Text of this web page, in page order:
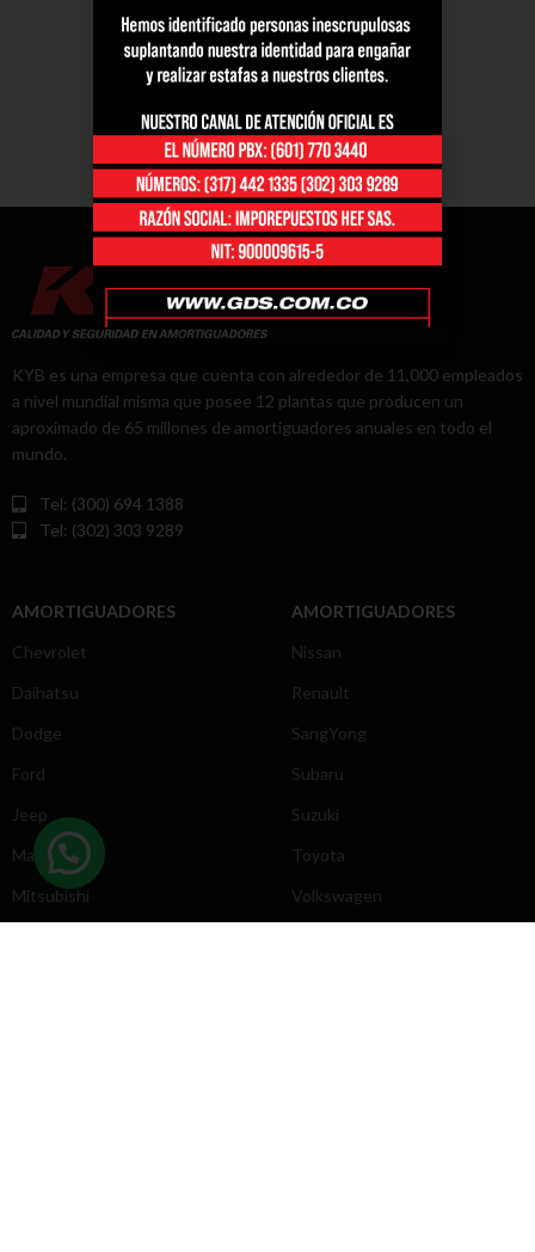
KYB es una empresa que cuenta con alrededor de 11,000 empleados
a nivel mundial misma que posee 12 plantas que producen un
aproximado de 65 millones de amortiguadores anuales en todo el
mundo.
Tel: (300) 694 1388
Tel: (302) 303 9289
AMORTIGUADORES
Chevrolet
Daihatsu
Dodge
Ford
Jeep
Mazda
Mitsubishi
AMORTIGUADORES
Nissan
Renault
SangYong
Subaru
Suzuki
Toyota
Volkswagen